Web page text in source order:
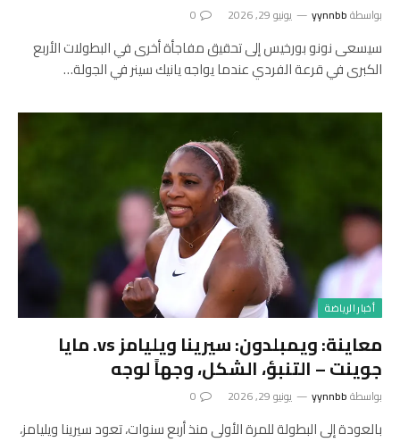
بواسطةyynnbb يونيو 29, 2026 0
سيسعى نونو بورخيس إلى تحقيق مفاجأة أخرى في البطولات الأربع
الكبرى في قرعة الفردي عندما يواجه يانيك سينر في الجولة…
أخبار الرياضة
معاينة: ويمبلدون: سيرينا ويليامز vs. مايا
جوينت – التنبؤ، الشكل، وجهاً لوجه
بواسطةyynnbb يونيو 29, 2026 0
بالعودة إلى البطولة للمرة الأولى منذ أربع سنوات، تعود سيرينا ويليامز،